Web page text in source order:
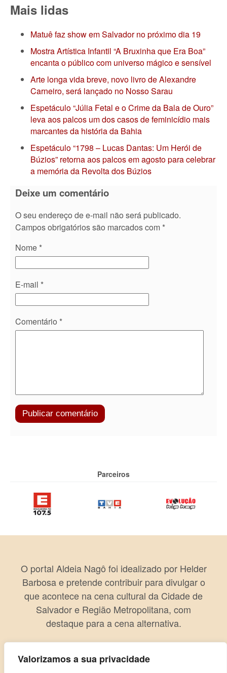
Valorizamos a sua privacidade
Mais lidas
Matuê faz show em Salvador no próximo dia 19
Mostra Artística Infantil “A Bruxinha que Era Boa”
encanta o público com universo mágico e sensível
Arte longa vida breve, novo livro de Alexandre
Carneiro, será lançado no Nosso Sarau
Espetáculo “Júlia Fetal e o Crime da Bala de Ouro”
leva aos palcos um dos casos de feminicídio mais
marcantes da história da Bahia
Espetáculo “1798 – Lucas Dantas: Um Herói de
Búzios” retorna aos palcos em agosto para celebrar
a memória da Revolta dos Búzios
Deixe um comentário
O seu endereço de e-mail não será publicado.
Campos obrigatórios são marcados com *
Nome *
E-mail *
Comentário *
Parceiros
O portal Aldeia Nagô foi idealizado por Helder
Barbosa e pretende contribuir para divulgar o
que acontece na cena cultural da Cidade de
Salvador e Região Metropolitana, com
destaque para a cena alternativa.